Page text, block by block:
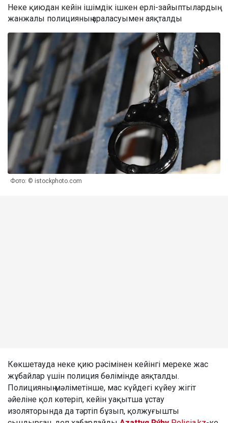
Неке қиюдан кейін ішімдік ішкен ерлі-зайыптылардың
жанжалы полицияның араласуымен аяқталды
Фото: © istockphoto.com
Көкшетауда неке қию рәсімінен кейінгі мереке жас
жұбайлар үшін полиция бөлімінде аяқталды.
Полицияның мәліметінше, мас күйдегі күйеу жігіт
әйеліне қол көтеріп, кейін уақытша ұстау
изоляторында да тәртіп бұзып, қолжуғышты